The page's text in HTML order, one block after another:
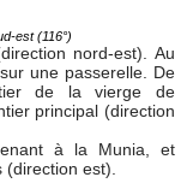
est (116°)
nord-est). Au
une passerelle. De
de la vierge de
principal (direction
à la Munia, et
est).